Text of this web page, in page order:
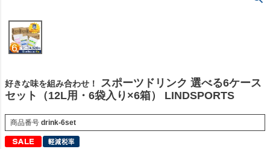
好きな味を組み合わせ！
スポーツドリンク 選べる6ケース
セット（12L用・6袋入り×6箱） LINDSPORTS
商品番号 drink-6set